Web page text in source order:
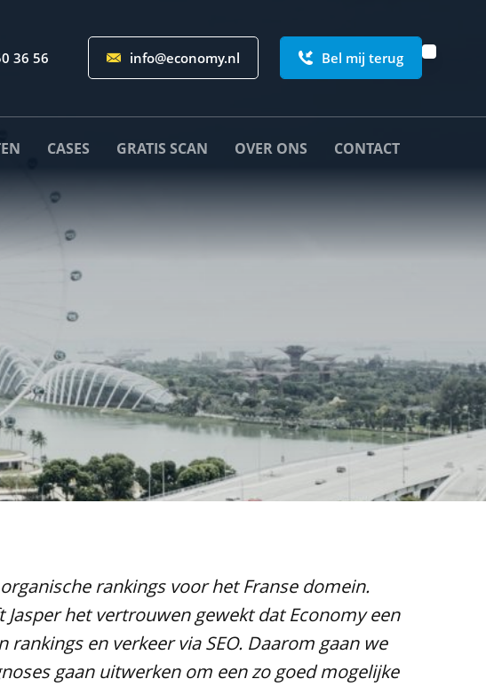
36 56 info@economy.nl Bel mij terug
CASES GRATIS SCAN OVER ONS CONTACT
rankings voor het Franse domein.
het vertrouwen gewekt dat Economy een
en verkeer via SEO. Daarom gaan we
gaan uitwerken om een zo goed mogelijke